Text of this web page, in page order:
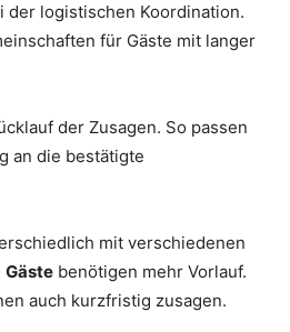
der logistischen Koordination.
für Gäste mit langer
der Zusagen. So passen
an die bestätigte
mit verschiedenen
Gäste benötigen mehr Vorlauf.
auch kurzfristig zusagen.